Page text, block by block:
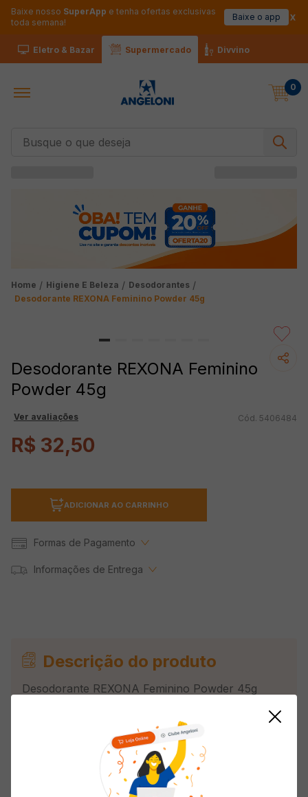
Baixe nosso SuperApp e tenha ofertas exclusivas
toda semana!
Baixe o app
Eletro & Bazar Supermercado Divvino
0
Higiene E Beleza
Desodorantes
Desodorante REXONA Feminino Powder 45g
Desodorante REXONA Feminino
Powder 45g
Ver avaliações 5406484
R$ 32,50
ADICIONAR AO CARRINHO
Formas de Pagamento
Informações de Entrega
Descrição do produto
Desodorante REXONA Feminino Powder 45g
Avaliações